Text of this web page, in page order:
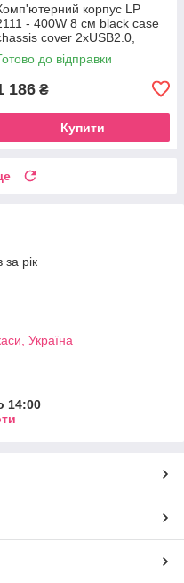
корпус LP
- 400W 8 см black case
cover 2xUSB2.0,
Уцінка
до відправки
186 ₴
Купити
за рік
Україна
14:00